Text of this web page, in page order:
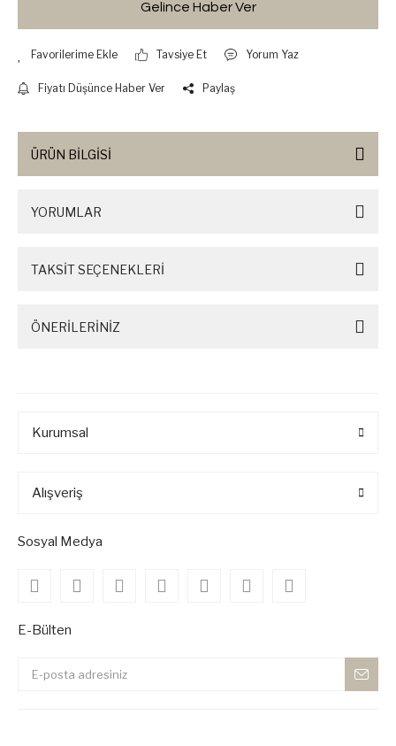
Gelince Haber Ver
Tavsiye Et Yorum Yaz
Fiyatı Düşünce Haber Ver Paylaş
ÜRÜN BİLGİSİ
YORUMLAR
TAKSİT SEÇENEKLERİ
ÖNERİLERİNİZ
Kurumsal
Alışveriş
Sosyal Medya
E-Bülten